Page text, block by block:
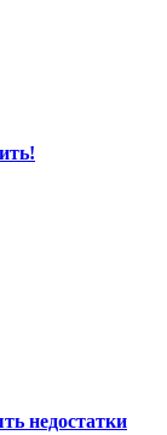
недостатки